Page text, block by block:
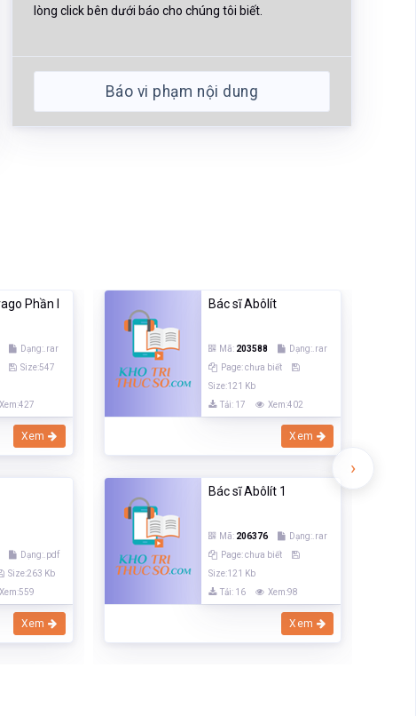
lòng click bên dưới báo cho chúng tôi biết.
Báo vi phạm nội dung
Phần I
Dạng:.rar
Size:547
Xem:427
Xem
Dạng:.pdf
Size:263 Kb
Xem:559
Xem
Bác sĩ Abôlít
Mã: 203588
Dạng:.rar
Page: chưa biết
Size:121 Kb
Tải: 17
Xem:402
Xem
Bác sĩ Abôlít 1
Mã: 206376
Dạng:.rar
Page: chưa biết
Size:121 Kb
Tải: 16
Xem:98
Xem
›